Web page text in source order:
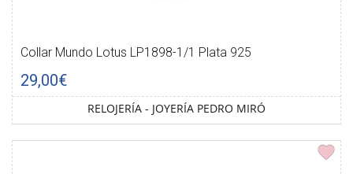
Collar Mundo Lotus LP1898-1/1 Plata 925
29,00€
RELOJERÍA - JOYERÍA PEDRO MIRÓ